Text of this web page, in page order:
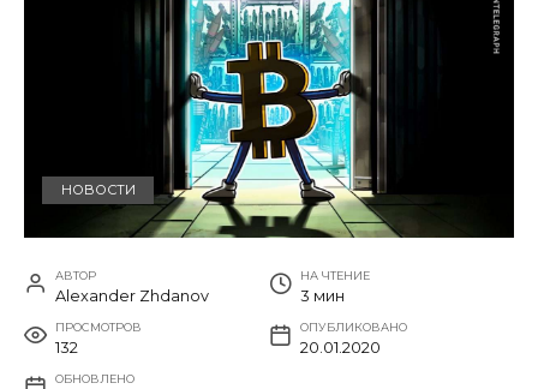
НОВОСТИ
АВТОР
Alexander Zhdanov
НА ЧТЕНИЕ
3 мин
ПРОСМОТРОВ
132
ОПУБЛИКОВАНО
20.01.2020
ОБНОВЛЕНО